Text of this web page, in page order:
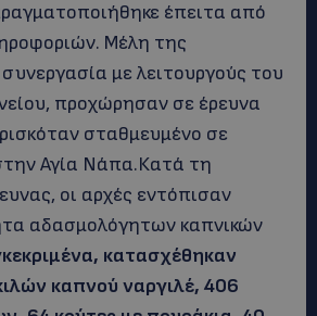
έπειτα από
Μέλη της
με λειτουργούς του
προχώρησαν σε έρευνα
σταθμευμένο σε
Αγία Νάπα.Κατά τη
οι αρχές εντόπισαν
αδασμολόγητων καπνικών
κατασχέθηκαν
καπνού ναργιλέ, 406